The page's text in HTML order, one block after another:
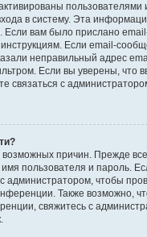
пользователями
в систему. Эта
Если вам было прислано
Если email-
неправильный адрес
Если вы уверены, что
связаться с
причин. Прежде
пользователя и пароль.
администратором, чтобы
Также возможно,
свяжитесь с